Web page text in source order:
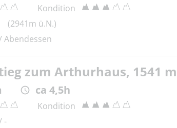
Kondition
(2941m ü.N.)
Abendessen
zum Arthurhaus, 1541 m
ca 4,5h
Kondition
-